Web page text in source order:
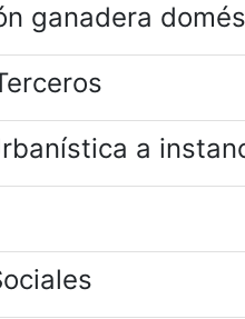
ganadera
a